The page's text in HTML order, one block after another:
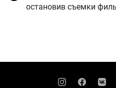
остановив съемки